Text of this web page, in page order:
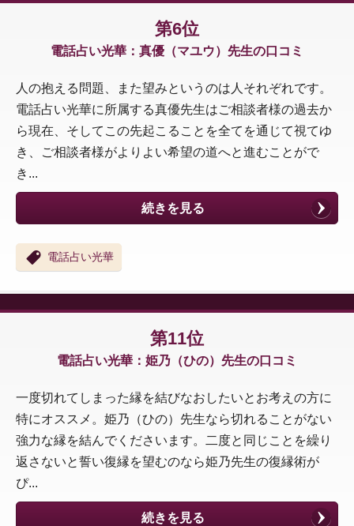
第6位
電話占い光華：真優（マユウ）先生の口コミ
人の抱える問題、また望みというのは人それぞれです。
電話占い光華に所属する真優先生はご相談者様の過去か
ら現在、そしてこの先起こることを全てを通じて視てゆ
き、ご相談者様がよりよい希望の道へと進むことがで
き...
続きを見る
電話占い光華
第11位
電話占い光華：姫乃（ひの）先生の口コミ
一度切れてしまった縁を結びなおしたいとお考えの方に
特にオススメ。姫乃（ひの）先生なら切れることがない
強力な縁を結んでくださいます。二度と同じことを繰り
返さないと誓い復縁を望むのなら姫乃先生の復縁術が
ぴ...
続きを見る